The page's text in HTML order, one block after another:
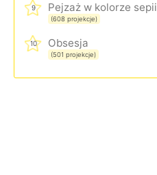
9 Pejzaż w kolorze sepii
(608 projekcje)
10 Obsesja
(501 projekcje)